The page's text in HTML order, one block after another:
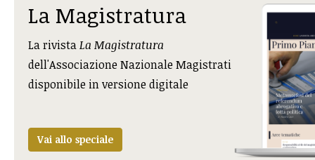
La Magistratura
La rivistaLa Magistratura
dell'Associazione Nazionale Magistrati
disponibile in versione digitale
Vai allo speciale